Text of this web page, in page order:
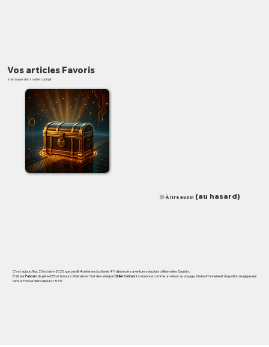
C’est aujourd’hui, 23 octobre 2025, que paraîtAstérix en Lusitanie, 41ᵉ album des aventures du plus célèbre des Gaulois.
Écrit parFabcaro(le père d’Et si l’amour c’était aimer ?) et dessiné parDidier Conrad, il s’annonce comme un retour au voyage, à la bouffonnerie et à la potion magique qui
rend la France hilare depuis 1959.
Vos articles Favoris
à retrouver dans votre cockpit
🎲 À lire aussi (au hasard)